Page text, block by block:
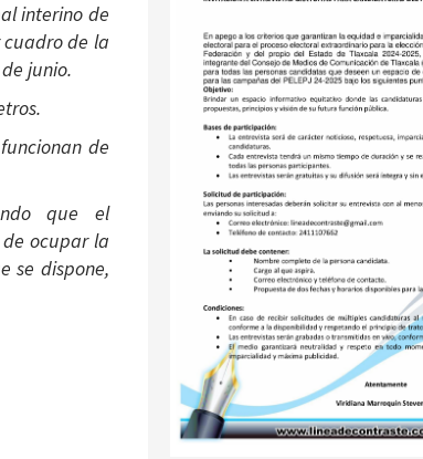
interino de
de la
junio.
de
que el
ocupar la
se dispone,